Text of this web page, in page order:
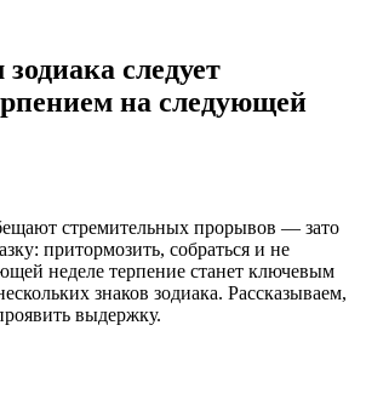
следует
на следующей
стремительных прорывов — зато
притормозить, собраться и не
неделе терпение станет ключевым
знаков зодиака. Рассказываем,
выдержку.